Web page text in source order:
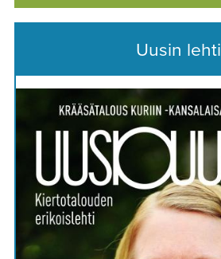
Uusin lehti